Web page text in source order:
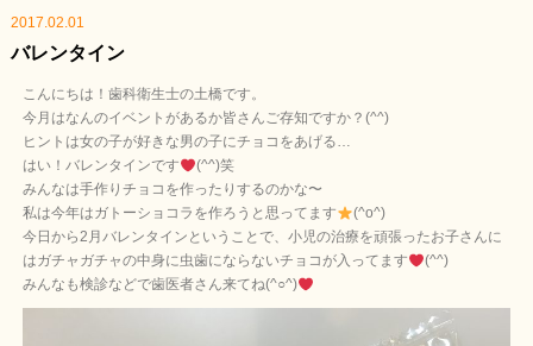
2017.02.01
バレンタイン
こんにちは！歯科衛生士の土橋です。
今月はなんのイベントがあるか皆さんご存知ですか？(^^)
ヒントは女の子が好きな男の子にチョコをあげる…
はい！バレンタインです
(^^)笑
みんなは手作りチョコを作ったりするのかな〜
私は今年はガトーショコラを作ろうと思ってます
(^o^)
今日から2月バレンタインということで、小児の治療を頑張ったお子さんに
はガチャガチャの中身に虫歯にならないチョコが入ってます
(^^)
みんなも検診などで歯医者さん来てね(^○^)